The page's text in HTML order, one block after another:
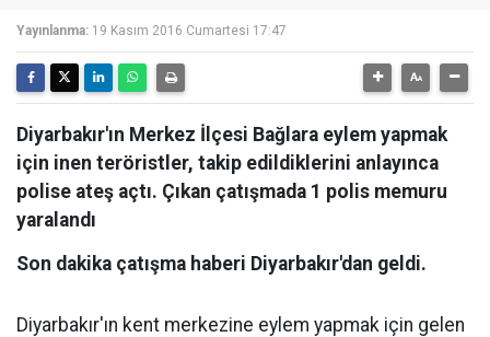
Yayınlanma: 19 Kasım 2016 Cumartesi 17:47
Diyarbakır'ın Merkez İlçesi Bağlara eylem yapmak
için inen teröristler, takip edildiklerini anlayınca
polise ateş açtı. Çıkan çatışmada 1 polis memuru
yaralandı
Son dakika çatışma haberi Diyarbakır'dan geldi.
Diyarbakır'ın kent merkezine eylem yapmak için gelen